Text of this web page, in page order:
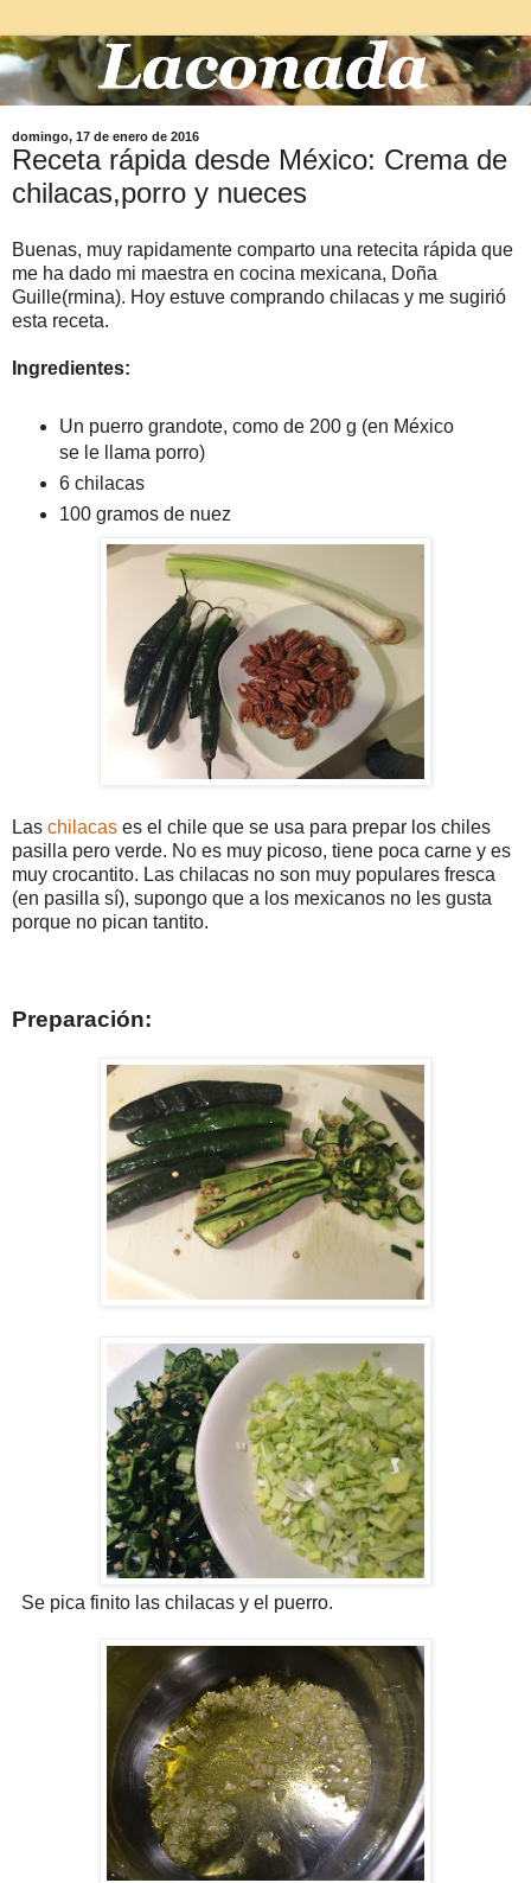
domingo, 17 de enero de 2016
Receta rápida desde México: Crema de
chilacas,porro y nueces
Buenas, muy rapidamente comparto una retecita rápida que
me ha dado mi maestra en cocina mexicana, Doña
Guille(rmina). Hoy estuve comprando chilacas y me sugirió
esta receta.
Ingredientes:
Un puerro grandote, como de 200 g (en México
se le llama porro)
6 chilacas
100 gramos de nuez
Las chilacas es el chile que se usa para prepar los chiles
pasilla pero verde. No es muy picoso, tiene poca carne y es
muy crocantito. Las chilacas no son muy populares fresca
(en pasilla sí), supongo que a los mexicanos no les gusta
porque no pican tantito.
Preparación:
Se pica finito las chilacas y el puerro.